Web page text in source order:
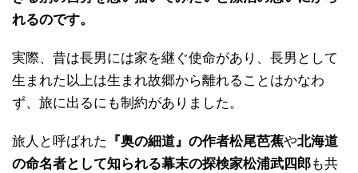
れるのです。
実際、昔は長男には家を継ぐ使命があり、長男として
生まれた以上は生まれ故郷から離れることはかなわ
ず、旅に出るにも制約がありました。
旅人と呼ばれた 『奥の細道』の作者松尾芭蕉や北海道
の命名者として知られる幕末の探検家松浦武四郎も共